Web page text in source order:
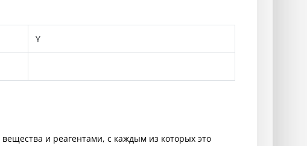
Y
и реагентами, с каждым из которых это